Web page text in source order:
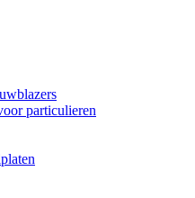
particulieren